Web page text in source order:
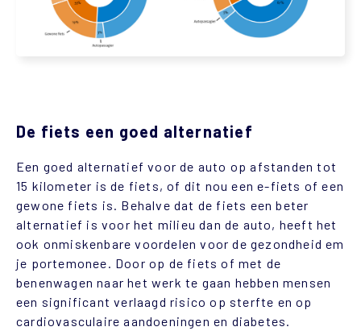
De fiets een goed alternatief
Een goed alternatief voor de auto op afstanden tot
15 kilometer is de fiets, of dit nou een e-fiets of een
gewone fiets is. Behalve dat de fiets een beter
alternatief is voor het milieu dan de auto, heeft het
ook onmiskenbare voordelen voor de gezondheid em
je portemonee. Door op de fiets of met de
benenwagen naar het werk te gaan hebben mensen
een significant verlaagd risico op sterfte en op
cardiovasculaire aandoeningen en diabetes.